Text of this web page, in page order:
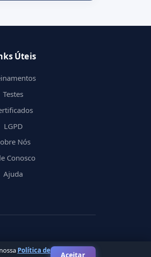
Úteis
Testes
LGPD
Nós
Conosco
Ajuda
Política de
Aceitar